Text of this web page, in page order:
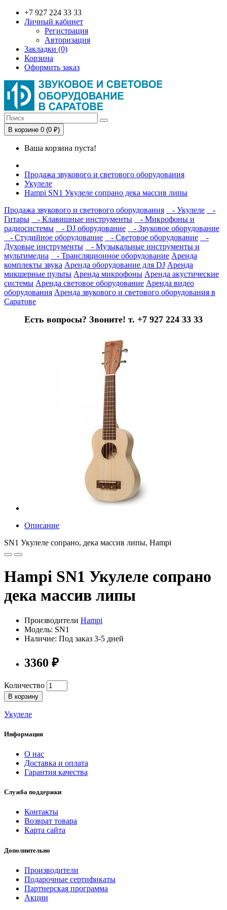
+7 927 224 33 33
Личный кабинет
Регистрация
Авторизация
Закладки (0)
Корзина
Оформить заказ
В корзине 0 (0 ₽)
Ваша корзина пуста!
Продажа звукового и светового оборудования
Укулеле
Hampi SN1 Укулеле сопрано дека массив липы
Продажа звукового и светового оборудования
- Укулеле
-
Гитары
- Клавишные инструменты
- Микрофоны и
радиосистемы
- DJ оборудование
- Звуковое оборудование
- Студийное оборудование
- Световое оборудование
-
Духовые инструменты
- Музыкальные инструменты и
мультимедиа
- Трансляционное оборудование Аренда
комплекты звука Аренда оборудование для DJ Аренда
микшерные пульты Аренда микрофоны Аренда акустические
системы Аренда световое оборудование Аренда видео
оборудования Аренда звукового и светового оборудования в
Саратове
Есть вопросы? Звоните! т. +7 927 224 33 33
Описание
SN1 Укулеле сопрано, дека массив липы, Hampi
Hampi SN1 Укулеле сопрано
дека массив липы
Производители Hampi
Модель: SN1
Наличие: Под заказ 3-5 дней
3360 ₽
Количество
В корзину
Укулеле
Информация
О нас
Доставка и оплата
Гарантия качества
Служба поддержки
Контакты
Возврат товара
Карта сайта
Дополнительно
Производители
Подарочные сертификаты
Партнерская программа
Акции